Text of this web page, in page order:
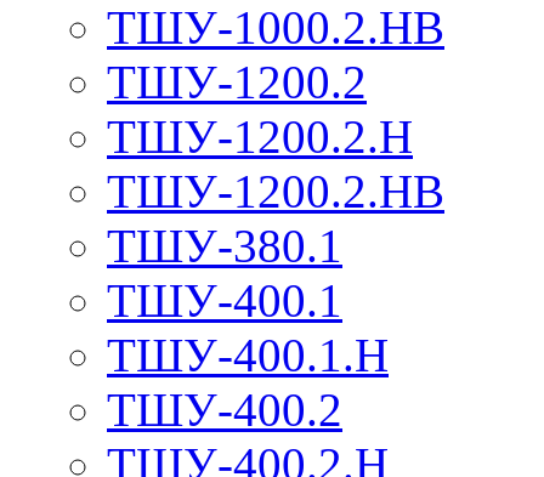
ТШУ-1000.2.НВ
ТШУ-1200.2
ТШУ-1200.2.Н
ТШУ-1200.2.НВ
ТШУ-380.1
ТШУ-400.1
ТШУ-400.1.Н
ТШУ-400.2
ТШУ-400.2.Н